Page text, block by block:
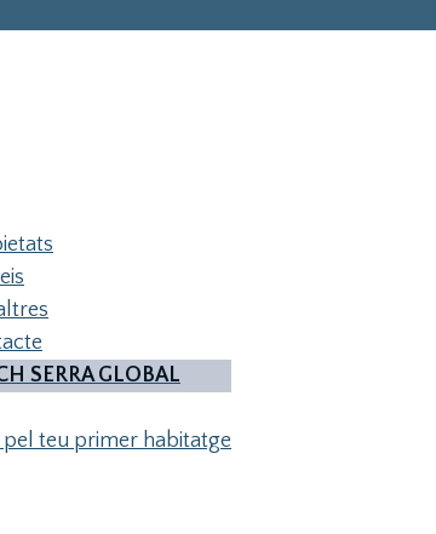
SERRA GLOBAL
pel teu primer habitatge